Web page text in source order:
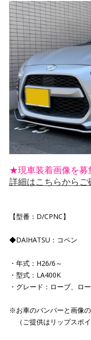
★現車装着画像を
詳細はこちらからご
【型番：D/CPNC】
◆DAIHATSU：コペン
・年式：H26/6～
・型式：LA400K
・グレード：ローブ、ロ
※お車のバンパーと画像
（ご提供はリップスポイ